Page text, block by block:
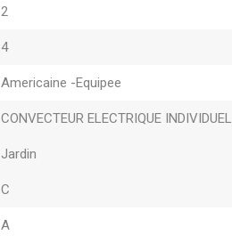
2
4
Americaine -Equipee
CONVECTEUR ELECTRIQUE INDIVIDUEL
Jardin
C
A